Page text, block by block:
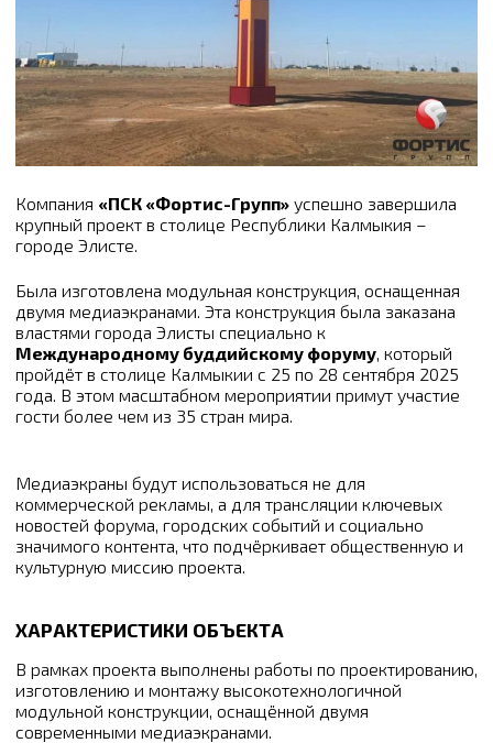
Компания «ПСК «Фортис-Групп» успешно завершила
крупный проект в столице Республики Калмыкия –
городе Элисте.
Была изготовлена модульная конструкция, оснащенная
двумя медиаэкранами. Эта конструкция была заказана
властями города Элисты специально к
Международному буддийскому форуму, который
пройдёт в столице Калмыкии с 25 по 28 сентября 2025
года. В этом масштабном мероприятии примут участие
гости более чем из 35 стран мира.
Медиаэкраны будут использоваться не для
коммерческой рекламы, а для трансляции ключевых
новостей форума, городских событий и социально
значимого контента, что подчёркивает общественную и
культурную миссию проекта.
ХАРАКТЕРИСТИКИ ОБЪЕКТА
В рамках проекта выполнены работы по проектированию,
изготовлению и монтажу высокотехнологичной
модульной конструкции, оснащённой двумя
современными медиаэкранами.